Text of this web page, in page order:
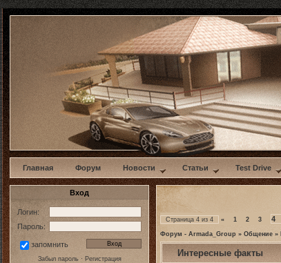
w
Главная Форум Новости Статьи Test Drive
Вход
Логин:
Пароль:
запомнить
Забыл пароль· Регистрация
Страница 4 из 4 « 1 2 3 4
Форум - Armada_Group » Общение »
Интересные факты